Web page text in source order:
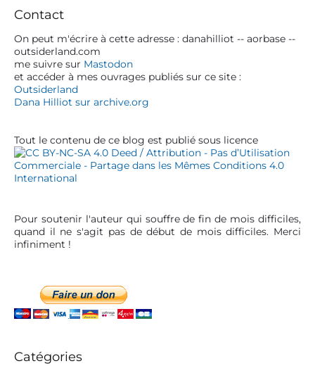
r
y
S
i
d
e
b
Contact
On peut m'écrire à cette adresse : danahilliot -- aorbase --
outsiderland.com
me suivre sur Mastodon
et accéder à mes ouvrages publiés sur ce site :
Outsiderland
Dana Hilliot sur archive.org
Tout le contenu de ce blog est publié sous licence
Pour soutenir l'auteur qui souffre de fin de mois difficiles,
quand il ne s'agit pas de début de mois difficiles. Merci
infiniment !
Catégories